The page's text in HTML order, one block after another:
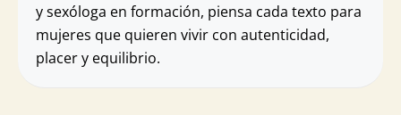
y sexóloga en formación, piensa cada texto para
mujeres que quieren vivir con autenticidad,
placer y equilibrio.